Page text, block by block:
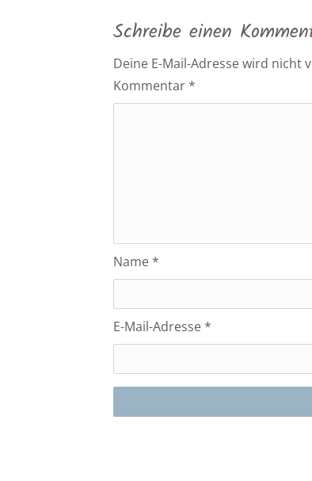
Schreibe einen
Deine E-Mail-Adresse wird nicht
Kommentar *
Name *
E-Mail-Adresse *